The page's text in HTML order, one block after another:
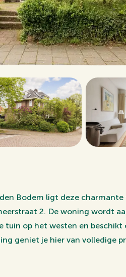
Bodem ligt deze
2. De woning wordt
tuin op het westen en beschikt
geniet je hier van volledige